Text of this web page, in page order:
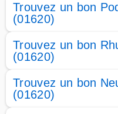
Trouvez un bon
(01620)
Trouvez un bon
(01620)
Trouvez un bon
(01620)